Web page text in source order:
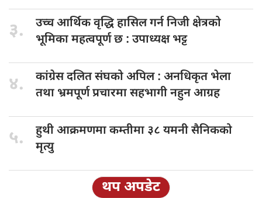
३. उच्च आर्थिकवृद्धि हासिल गर्न निजी क्षेत्रको
भूमिका महत्वपूर्ण छ : उपाध्यक्ष भट्ट
४. कांग्रेस दलितसंघको अपिल : अनधिकृत भेला
तथा भ्रमपूर्ण प्रचारमा सहभागी नहुन आग्रह
५. हुथी आक्रमणमाकम्तीमा ३८ यमनी सैनिकको
मृत्यु
थप अपडेट